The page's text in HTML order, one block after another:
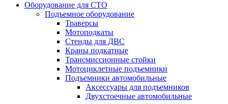
Оборудование для СТО
Подъемное оборудование
Траверсы
Мотоподкаты
Стенды для ДВС
Краны подкатные
Трансмиссионные стойки
Мотоциклетные подъемники
Подъемники автомобильные
Аксессуары для подъемников
Двухстоечные автомобильные